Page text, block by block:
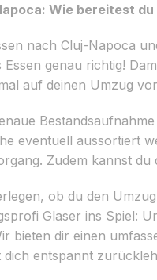
Wie bereitest
nach Cluj-Napoca
genau richtig!
auf deinen Umzug
eventuell aussortiert
Zudem kannst
ob du den
Glaser ins Spiel:
bieten dir einen
entspannt